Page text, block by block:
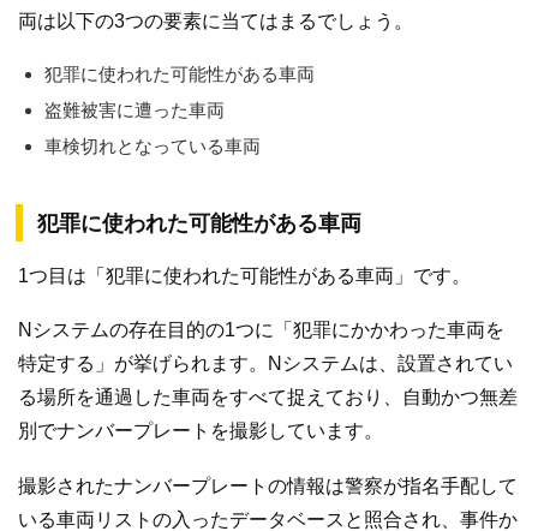
両は以下の3つの要素に当てはまるでしょう。
犯罪に使われた可能性がある車両
盗難被害に遭った車両
車検切れとなっている車両
犯罪に使われた可能性がある車両
1つ目は「犯罪に使われた可能性がある車両」です。
Nシステムの存在目的の1つに「犯罪にかかわった車両を
特定する」が挙げられます。Nシステムは、設置されてい
る場所を通過した車両をすべて捉えており、自動かつ無差
別でナンバープレートを撮影しています。
撮影されたナンバープレートの情報は警察が指名手配して
いる車両リストの入ったデータベースと照合され、事件か